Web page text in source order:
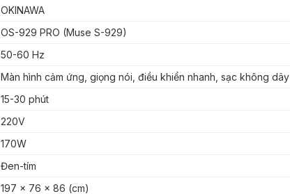
OKINAWA
OS-929 PRO (Muse S-929)
50-60 Hz
Màn hình cảm ứng, giọng nói, điều khiển nhanh, sạc không dây
15-30 phút
220V
170W
Đen-tím
197 x 76 x 86 (cm)